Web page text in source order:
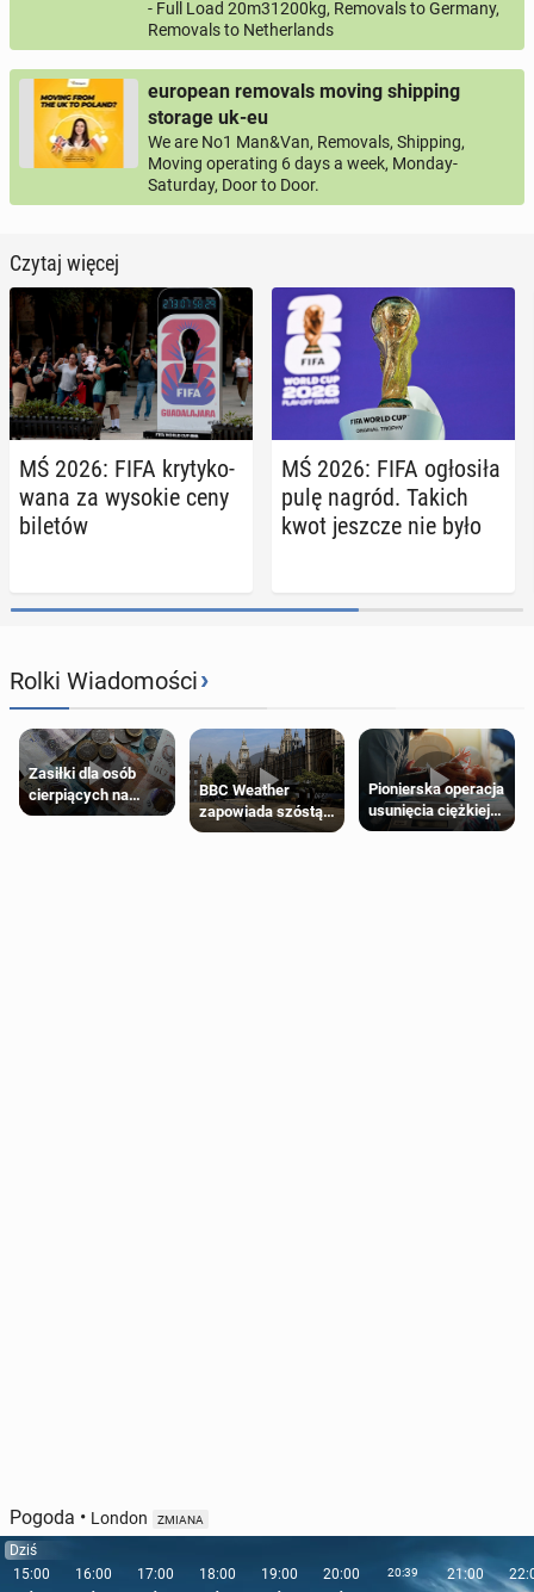
- Full Load 20m31200kg, Removals to Germany,
Removals to Netherlands
european removals moving shipping
storage uk-eu
We are No1 Man&Van, Removals, Shipping,
Moving operating 6 days a week, Monday-
Saturday, Door to Door.
Czytaj więcej
MŚ 2026: FIFA kry­ty­ko­
wa­na za wysokie ceny
biletów
MŚ 2026: FIFA ogło­si­ła
pulę nagród. Takich
kwot jeszcze nie było
Rolki Wiadomości›
Zasiłki dla osób
cierpiących na
schorzenia
BBC Weather
zapowiada szóstą
falę upałów w
Pionierska operacja
usunięcia ciężkiej
wady wrodzonej
Pogoda • London ZMIANA
Dziś
15:00
16:00 17:00 18:00 19:00 20:00 20:39 21:00